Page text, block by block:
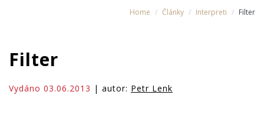
Home Články Interpreti Filter
Filter
Vydáno 03.06.2013 | autor: Petr Lenk